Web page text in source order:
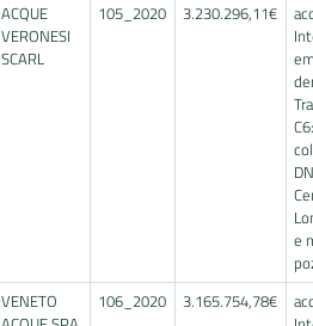
ACQUE
VERONESI
SCARL
105_2020 3.230.296,11€
e
VENETO
106_2020 3.165.754,78€